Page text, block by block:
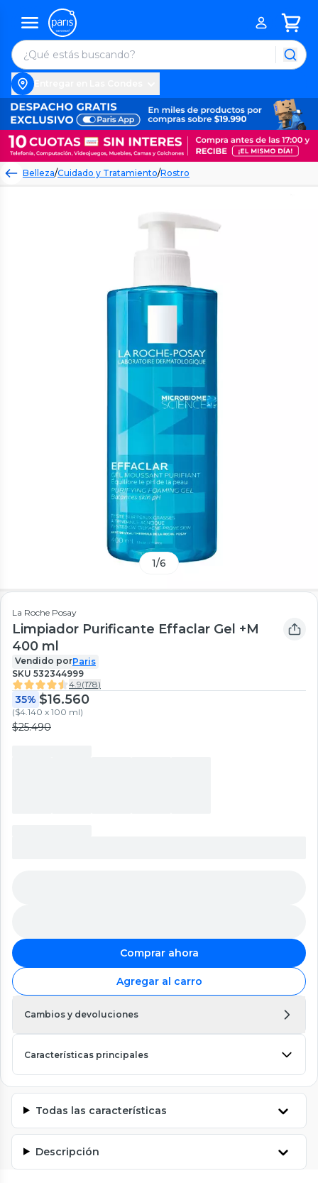
Belleza/Cuidado y Tratamiento/Rostro
1/6
La Roche Posay
Limpiador Purificante Effaclar Gel +M
400 ml
Vendido porParis
SKU 532344999
4.9(178)
35% $16.560
($4.140 x 100 ml)
$25.490
Comprar ahora
Agregar al carro
Cambios y devoluciones
Características principales
Todas las características
Descripción